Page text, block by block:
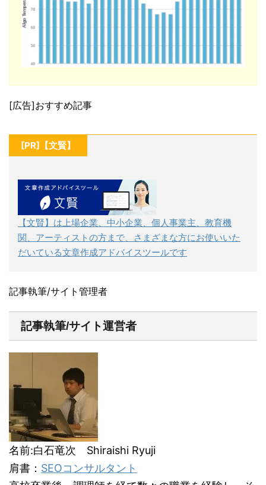
[広告]おすすめ記事
[PR]【文賢】
【文賢】は上場企業、中小企業、個人事業主、教育機
関、アーティストの方まで、さまざまな方にお使いいた
だいている文章作成アドバイスツールです
記事執筆/サイト管理者
記事執筆/サイト運営者
名前:白石竜次 Shiraishi Ryuji
肩書： SEOコンサルタント